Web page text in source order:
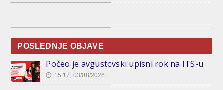
POSLEDNJE OBJAVE
Počeo je avgustovski upisni rok na ITS-u
🕔 15:17, 03/08/2026